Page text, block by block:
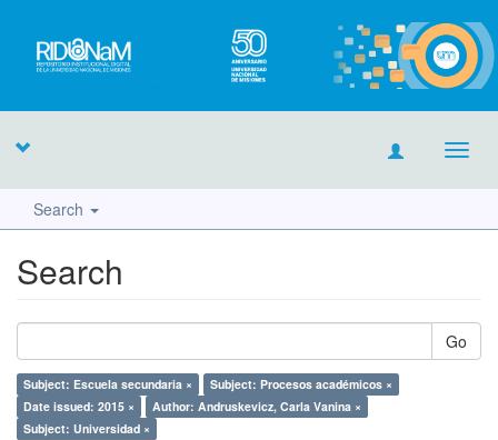
Search
Search
Go
Subject: Escuela secundaria ×
Subject: Procesos académicos ×
Date issued: 2015 ×
Author: Andruskevicz, Carla Vanina ×
Subject: Universidad ×